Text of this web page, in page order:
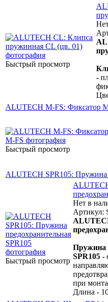
Быстрый просмотр
-
ALUTECH M-FS: Фиксатор
Быстрый просмотр
ALUTECH SPR105: Пружина
Быстрый просмотр
Нет в
Артикул:
Пружина
SPR105 -
при
Длина -